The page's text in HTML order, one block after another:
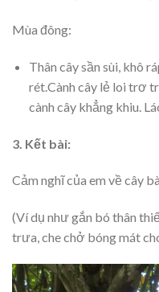
Mùa đông:
Thân cây sần sùi, khô
rét.Cành cây lẻ loi trơ
cành cây khẳng khiu.
3. Kết bài:
Cảm nghĩ của em về cây
(Ví dụ như gắn bó thân
trưa, che chở bóng mát